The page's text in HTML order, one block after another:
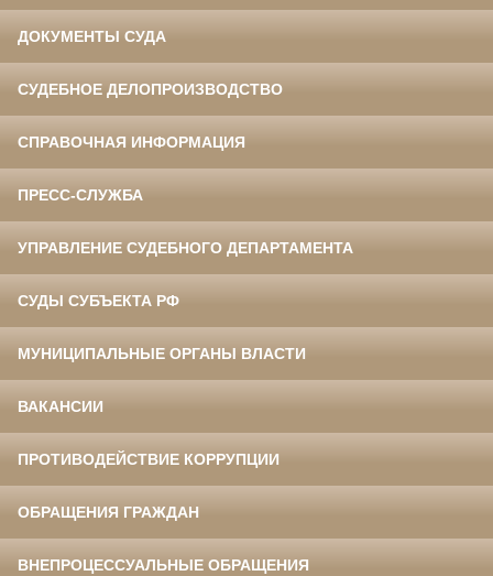
ДОКУМЕНТЫ СУДА
СУДЕБНОЕ ДЕЛОПРОИЗВОДСТВО
СПРАВОЧНАЯ ИНФОРМАЦИЯ
ПРЕСС-СЛУЖБА
УПРАВЛЕНИЕ СУДЕБНОГО ДЕПАРТАМЕНТА
СУДЫ СУБЪЕКТА РФ
МУНИЦИПАЛЬНЫЕ ОРГАНЫ ВЛАСТИ
ВАКАНСИИ
ПРОТИВОДЕЙСТВИЕ КОРРУПЦИИ
ОБРАЩЕНИЯ ГРАЖДАН
ВНЕПРОЦЕССУАЛЬНЫЕ ОБРАЩЕНИЯ